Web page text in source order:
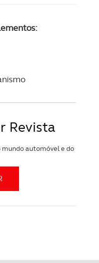
Revista
mundo automóvel e do